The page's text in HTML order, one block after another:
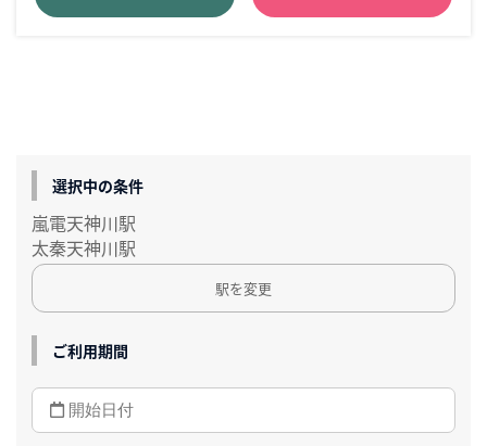
選択中の条件
嵐電天神川駅
太秦天神川駅
駅を変更
ご利用期間